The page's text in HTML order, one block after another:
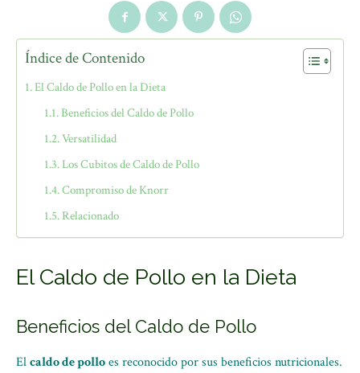
Índice de Contenido
El Caldo de Pollo en la Dieta
Beneficios del Caldo de Pollo
Versatilidad
Los Cubitos de Caldo de Pollo
Compromiso de Knorr
Relacionado
El Caldo de Pollo en la Dieta
Beneficios del Caldo de Pollo
Elcaldo de polloes reconocido por sus beneficios nutricionales.